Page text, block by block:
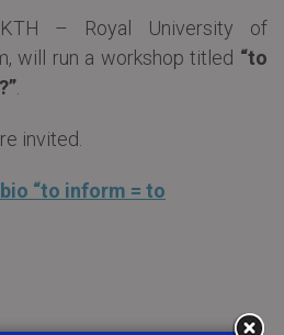
– Royal University of
will run a workshop titled “to
invited.
“to inform = to